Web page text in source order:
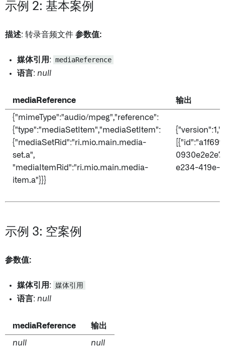
示例 2: 基本案例
描述: 转录音频文件 参数值:
媒体引用 : mediaReference
语言: null
mediaReference 输出
{"mimeType":"audio/mpeg","reference":
{"type":"mediaSetItem","mediaSetItem":
{"mediaSetRid":"ri.mio.main.media-
set.a",
"mediaItemRid":"ri.mio.main.media-
item.a"}}}
e234-419e-
示例 3: 空案例
参数值:
媒体引用 : 媒体引用
语言: null
mediaReference 输出
null null